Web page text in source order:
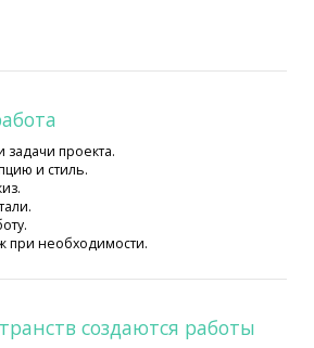
проекта.
и стиль.
при необходимости.
создаются работы